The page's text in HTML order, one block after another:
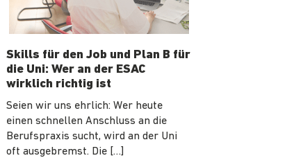
Skills für den Job und Plan B für
die Uni: Wer an der ESAC
wirklich richtig ist
Seien wir uns ehrlich: Wer heute
einen schnellen Anschluss an die
Berufspraxis sucht, wird an der Uni
oft ausgebremst. Die […]